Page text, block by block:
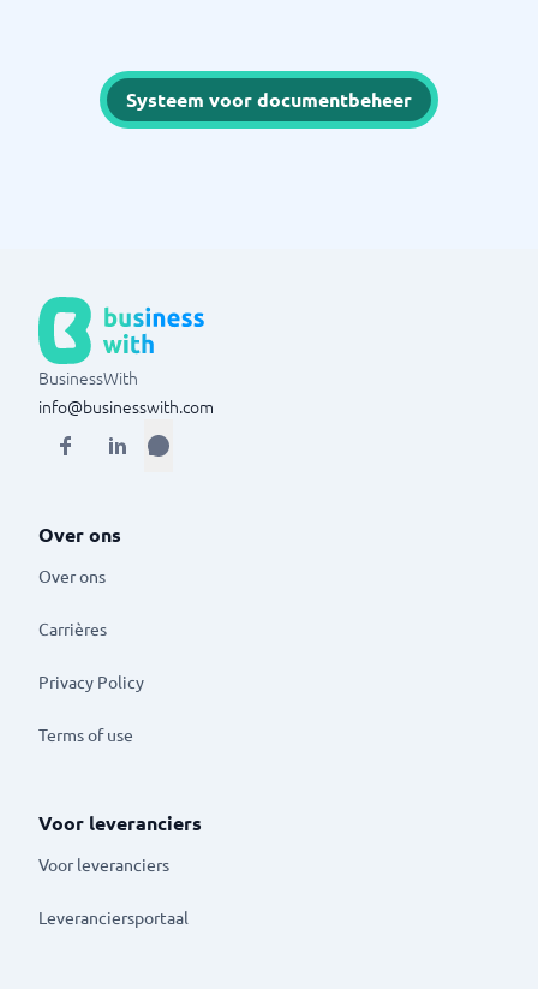
Systeem voor documentbeheer
BusinessWith
info@businesswith.com
Over ons
Over ons
Carrières
Privacy Policy
Terms of use
Voor leveranciers
Voor leveranciers
Leveranciersportaal